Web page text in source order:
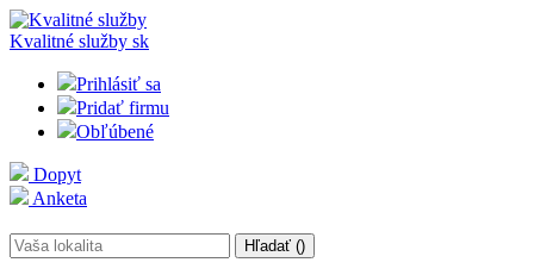
Kvalitné služby sk
Prihlásiť sa
Pridať firmu
Obľúbené
Dopyt
Anketa
Hľadať ()